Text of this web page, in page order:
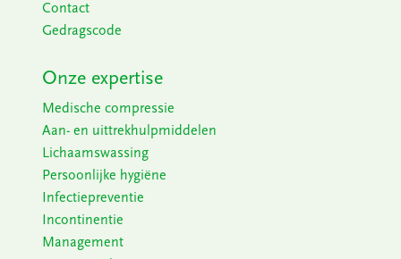
Contact
Gedragscode
Onze expertise
Medische compressie
Aan- en uittrekhulpmiddelen
Lichaamswassing
Persoonlijke hygiëne
Infectiepreventie
Incontinentie
Management